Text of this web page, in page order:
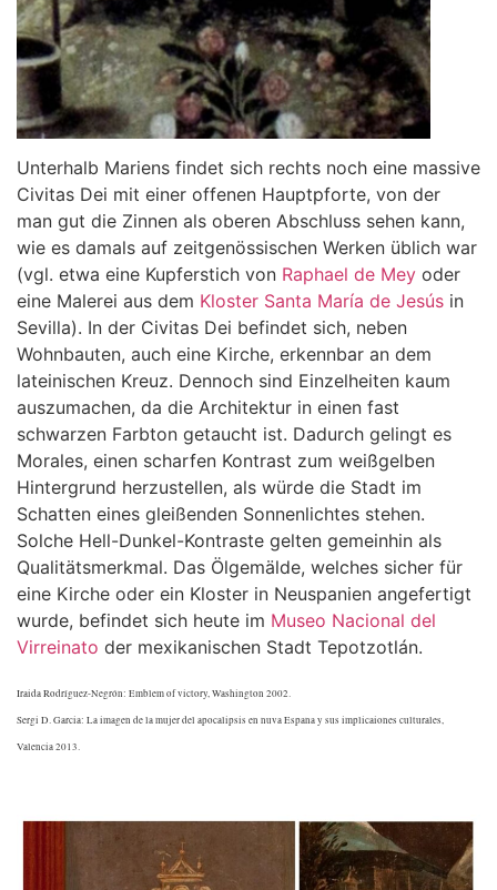
Unterhalb Mariens findet sich rechts noch eine massive
Civitas Dei mit einer offenen Hauptpforte, von der
man gut die Zinnen als oberen Abschluss sehen kann,
wie es damals auf zeitgenössischen Werken üblich war
(vgl. etwa eine Kupferstich von Raphael de Mey oder
eine Malerei aus dem Kloster Santa María de Jesús in
Sevilla). In der Civitas Dei befindet sich, neben
Wohnbauten, auch eine Kirche, erkennbar an dem
lateinischen Kreuz. Dennoch sind Einzelheiten kaum
auszumachen, da die Architektur in einen fast
schwarzen Farbton getaucht ist. Dadurch gelingt es
Morales, einen scharfen Kontrast zum weißgelben
Hintergrund herzustellen, als würde die Stadt im
Schatten eines gleißenden Sonnenlichtes stehen.
Solche Hell-Dunkel-Kontraste gelten gemeinhin als
Qualitätsmerkmal. Das Ölgemälde, welches sicher für
eine Kirche oder ein Kloster in Neuspanien angefertigt
wurde, befindet sich heute im Museo Nacional del
Virreinato der mexikanischen Stadt Tepotzotlán.
Iraida Rodríguez-Negrón: Emblem of victory, Washington 2002.
Sergi D. Garcia: La imagen de la mujer del apocalipsis en nuva Espana y sus implicaiones culturales,
Valencia 2013.